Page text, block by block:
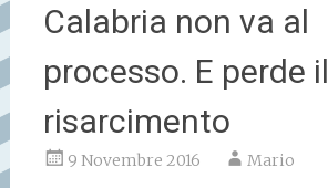
Calabria non va al
processo. E perde il
risarcimento
9 Novembre 2016 Mario